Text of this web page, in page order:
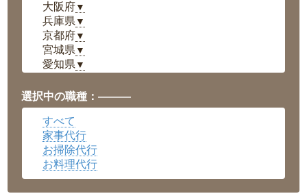
大阪府▼
兵庫県 ▼
京都府▼
宮城県 ▼
愛知県 ▼
岡山県▼
広島県▼
沖縄県
選択中の職種：———
すべて
家事代行
お掃除代行
お料理代行